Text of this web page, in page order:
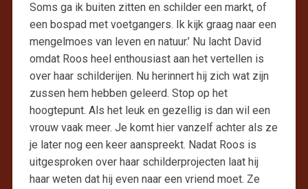
Soms ga ik buiten zitten en schilder een markt, of
een bospad met voetgangers. Ik kijk graag naar een
mengelmoes van leven en natuur.’ Nu lacht David
omdat Roos heel enthousiast aan het vertellen is
over haar schilderijen. Nu herinnert hij zich wat zijn
zussen hem hebben geleerd. Stop op het
hoogtepunt. Als het leuk en gezellig is dan wil een
vrouw vaak meer. Je komt hier vanzelf achter als ze
je later nog een keer aanspreekt. Nadat Roos is
uitgesproken over haar schilderprojecten laat hij
haar weten dat hij even naar een vriend moet. Ze